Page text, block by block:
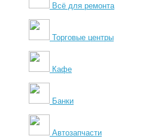
Всё для ремонта
Торговые центры
Кафе
Банки
Автозапчасти